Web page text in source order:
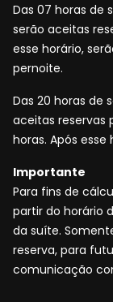
Das 07 horas de
serão aceitas
esse horário,
pernoite.
Das 20 horas de
aceitas reservas
horas. Após
Importante
Para fins de
partir do horário
da suíte.
reserva, para
comunicação